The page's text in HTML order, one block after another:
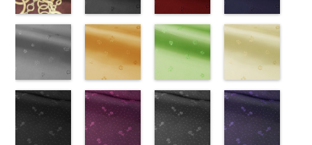
ラージサイ
Macolina、
NUDE、
pinkywolman
ラージサイ
Macolina、
NUDE、
pinkywolman
ラージサイ
Macolina、
NUDE、
pinkywolman
DOLCELABY、
JEANNE、
LUNAMARY、
LUNAMARY
ラージサイ
Macolina、
NUDE、
pinkywolman
レオパード柄
100％
DOLCELABY
6000
幾何学ドット
テル100％
DOLCELABY
100％
DOLCELABY
http://www.anys.co.jp/wp-
55-c.jpg
KKP1092-55-
グレー
オパード柄
100％
DOLCELABY
6000
http://www.anys.co.jp/wp-
137-d.jpg
KKP1092-
137-D ブラッ
チェーン
リエステル
100％
DOLCELABY
6000
http://www.anys.co.jp/wp-
137-a.jpg
KKP1092-
ホワイ
チェーン
リエステル
100％
DOLCELABY
6000
145-a.jpg
KKP2090-
ホワイ
チェーン
テル100％
DOLCELABY
6000
ラウン
(KKP21090-
145-B/UN)
http://www.anys.co.jp/wp-
145-b.jpg
KKP2090-
145-B
ブラウ
チェーン
(AK203-
55/LT)
http://www.anys.co.jp/wp-
content/uploads/2013/05/ak203-
AK203-55 ブ
ラック
花柄
キュプラ
100％
(AK203-
51/LT)
http://www.anys.co.jp/wp-
content/uploads/2013/05/ak203-
AK203-51 レ
ッド
花柄
キ
ュプラ100％
DOLCELABY、
(AK203-
50/LT)
http://
content/uploads/
AK203-50 ネ
イビー
キュプラ
100％
(AK203-
31/LT)
http://www.anys.co.jp/wp-
content/uploads/2013/05/ak203-
(AK203-
29/LT)
http://www.anys.co.jp/wp-
content/uploads/2013/05/ak203-
(AK203-
27/LT)
http://www.anys.co.jp/wp-
content/uploads/2013/05/ak203-
(AK203-
11/LT)
http://
content/uploads/